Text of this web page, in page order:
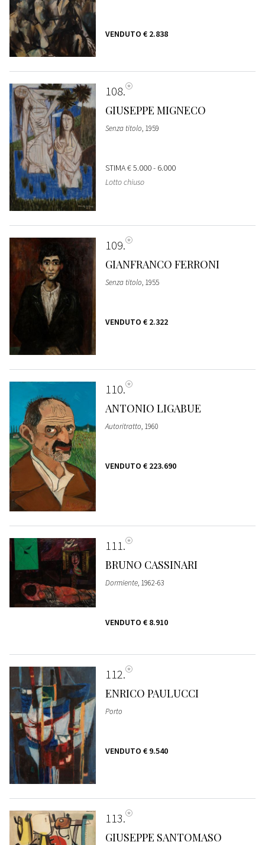
VENDUTO € 2.838
108
GIUSEPPE MIGNECO
Senza titolo, 1959
STIMA€ 5.000 - 6.000
Lotto chiuso
109
GIANFRANCO FERRONI
Senza titolo, 1955
VENDUTO € 2.322
110
ANTONIO LIGABUE
Autoritratto, 1960
VENDUTO € 223.690
111
BRUNO CASSINARI
Dormiente, 1962-63
VENDUTO € 8.910
112
ENRICO PAULUCCI
Porto
VENDUTO € 9.540
113
GIUSEPPE SANTOMASO